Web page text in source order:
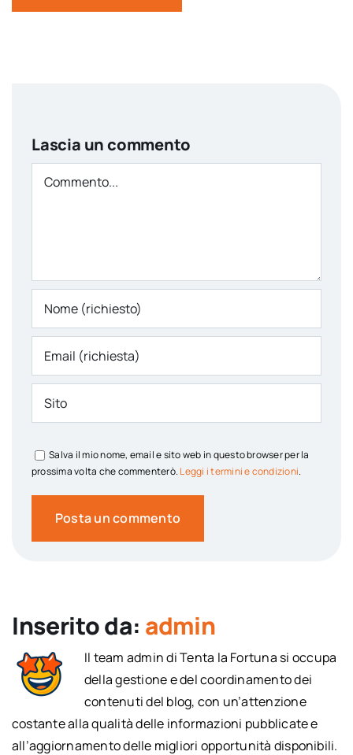
Lascia un commento
Comment
Salva il mio nome, email e sito web in questo browser per la
prossima volta che commenterò. Leggi i termini e condizioni.
Inserito da: admin
Il team admin di Tenta la Fortuna si occupa
della gestione e del coordinamento dei
contenuti del blog, con un’attenzione
costante alla qualità delle informazioni pubblicate e
all’aggiornamento delle migliori opportunità disponibili.